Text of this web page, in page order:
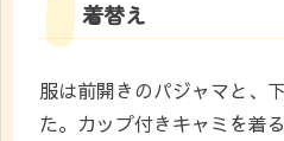
着替え
服は前開きのパジャマと、
た。カップ付きキャミを着